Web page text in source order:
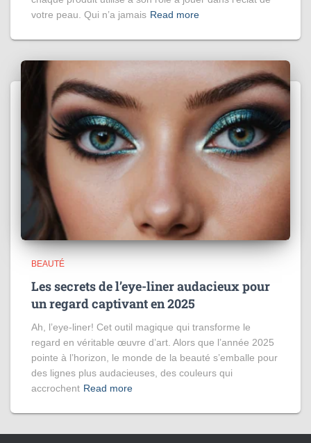
votre peau. Qui n’a jamais Read more
BEAUTÉ
Les secrets de l’eye-liner audacieux pour
un regard captivant en 2025
Ah, l’eye-liner! Cet outil magique qui transforme le
regard en véritable œuvre d’art. Alors que l’année 2025
pointe à l’horizon, le monde de la beauté s’emballe pour
des lignes plus audacieuses, des couleurs qui
accrochent Read more